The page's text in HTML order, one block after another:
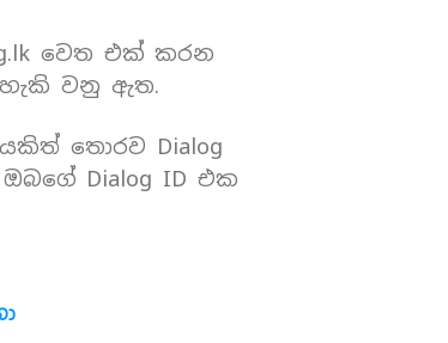
වෙත එක් කරන
හැකි වනු ඇත.
තොරව Dialog
Dialog ID එක